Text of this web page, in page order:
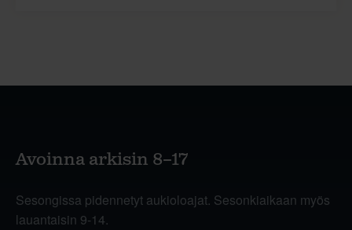
Avoinna arkisin 8–17
Sesongissa pidennetyt aukioloajat. Sesonkiaikaan myös
lauantaisin 9-14.